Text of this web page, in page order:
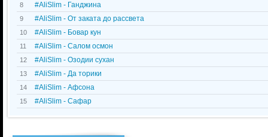
8 #AliSlim - Ганджина
9 #AliSlim - От заката до рассвета
10 #AliSlim - Бовар кун
11 #AliSlim - Салом осмон
12 #AliSlim - Озодии сухан
13 #AliSlim - Да торики
14 #AliSlim - Афсона
15 #AliSlim - Сафар